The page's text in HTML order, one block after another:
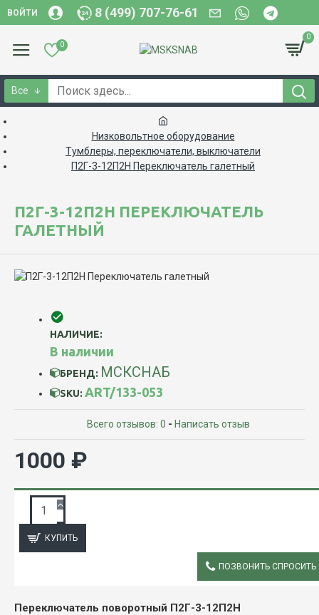
ВОЙТИ 8 (499) 707-76-61
0
0
Все
Низковольтное оборудование
Тумблеры, переключатели, выключатели
П2Г-3-12П2Н Переключатель галетный
П2Г-3-12П2Н ПЕРЕКЛЮЧАТЕЛЬ
ГАЛЕТНЫЙ
НАЛИЧИЕ:
В наличии
БРЕНД: МСКСНАБ
SKU: ART/133-053
Всего отзывов: 0 - Написать отзыв
1000 ₽
КУПИТЬ
ПОЗВОНИТЬ СПРОСИТЬ
Переключатель поворотный П2Г-3-12П2Н